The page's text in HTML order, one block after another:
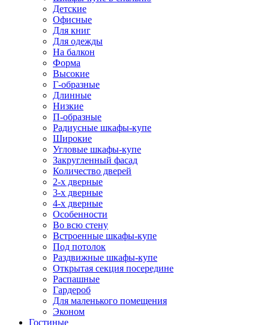
Детские
Офисные
Для книг
Для одежды
На балкон
Форма
Высокие
Г-образные
Длинные
Низкие
П-образные
Радиусные шкафы-купе
Широкие
Угловые шкафы-купе
Закругленный фасад
Количество дверей
2-х дверные
3-х дверные
4-х дверные
Особенности
Во всю стену
Встроенные шкафы-купе
Под потолок
Раздвижные шкафы-купе
Открытая секция посередине
Распашные
Гардероб
Для маленького помещения
Эконом
Гостиные